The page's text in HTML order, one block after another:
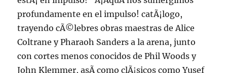
profundamente en el impulso! catÃ¡logo,
trayendo cÃ©lebres obras maestras de Alice
Coltrane y Pharaoh Sanders a la arena, junto
con cortes menos conocidos de Phil Woods y
John Klemmer, asÃ­ como clÃ¡sicos como Yusef